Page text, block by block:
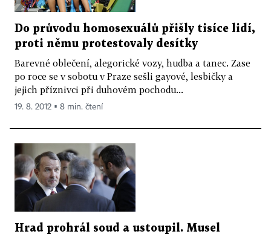
Do průvodu homosexuálů přišly tisíce lidí,
proti němu protestovaly desítky
Barevné oblečení, alegorické vozy, hudba a tanec. Zase
po roce se v sobotu v Praze sešli gayové, lesbičky a
jejich příznivci při duhovém pochodu...
19. 8. 2012 ▪ 8 min. čtení
Hrad prohrál soud a ustoupil. Musel